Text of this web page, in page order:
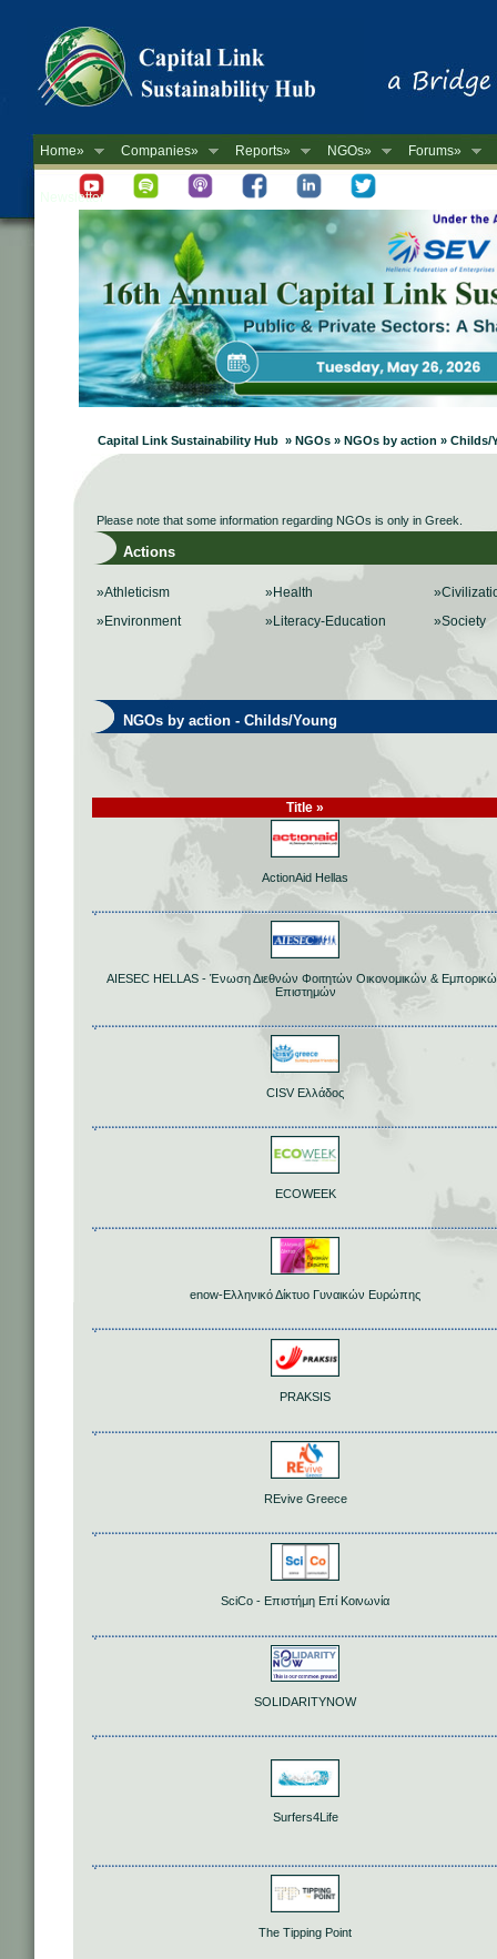
Home» Companies» Reports» NGOs» Forums»
Newsletter
Capital Link Sustainability Hub » NGOs » NGOs by action » Childs/
Please note that some information regarding NGOs is only in Greek.
Actions
»Athleticism
»Environment
»Health
»Literacy-Education
»Society
NGOs by action - Childs/Young
Title »
ActionAid Hellas
AIESEC HELLAS - Ένωση Διεθνών Φοιτητών Οικονομικών &
Επιστημών
CISV Ελλάδος
ECOWEEK
enow-Ελληνικό Δίκτυο Γυναικών Ευρώπης
PRAKSIS
REvive Greece
SciCo - Επιστήμη Επί Κοινωνία
SOLIDARITYNOW
Surfers4Life
The Tipping Point